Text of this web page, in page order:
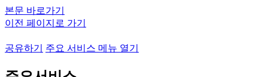
본문 바로가기
이전 페이지로 가기
공유하기 주요 서비스 메뉴 열기